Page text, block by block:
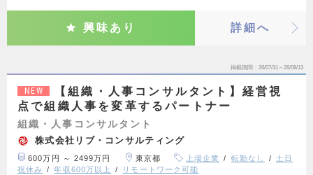
興味あり 詳細へ
掲載期間 26/07/31～26/08/13
NEW
【組織・人事コンサルタント】経営視
点で組織人事を変革するパートナー
組織・人事コンサルタント
株式会社リブ・コンサルティング
600万円 ～ 2499万円 東京都 上場企業 転勤なし
土日
祝休み
年収600万以上 リモートワーク可能